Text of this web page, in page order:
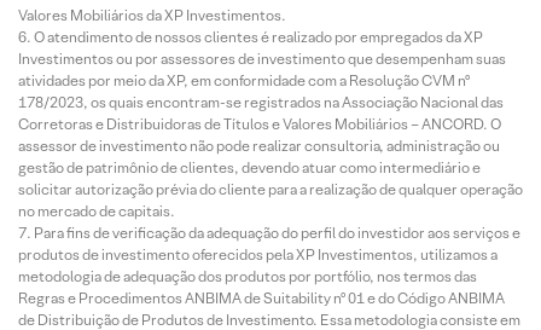
Valores Mobiliários da XP Investimentos.
O atendimento de nossos clientes é realizado por empregados da XP
Investimentos ou por assessores de investimento que desempenham suas
atividades por meio da XP, em conformidade com a Resolução CVM nº
178/2023, os quais encontram-se registrados na Associação Nacional das
Corretoras e Distribuidoras de Títulos e Valores Mobiliários – ANCORD. O
assessor de investimento não pode realizar consultoria, administração ou
gestão de patrimônio de clientes, devendo atuar como intermediário e
solicitar autorização prévia do cliente para a realização de qualquer operação
no mercado de capitais.
Para fins de verificação da adequação do perfil do investidor aos serviços e
produtos de investimento oferecidos pela XP Investimentos, utilizamos a
metodologia de adequação dos produtos por portfólio, nos termos das
Regras e Procedimentos ANBIMA de Suitability nº 01 e do Código ANBIMA
de Distribuição de Produtos de Investimento. Essa metodologia consiste em